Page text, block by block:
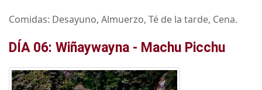
Comidas: Desayuno, Almuerzo, Té de la tarde, Cena.
DÍA 06: Wiñaywayna - Machu Picchu